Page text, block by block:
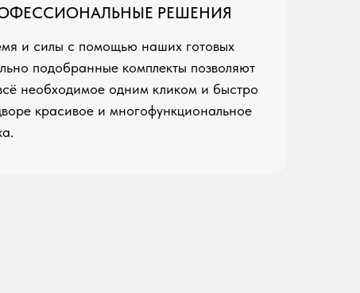
РЕШЕНИЯ
и силы с помощью наших готовых
подобранные комплекты позволяют
необходимое одним кликом и быстро
красивое и многофункциональное